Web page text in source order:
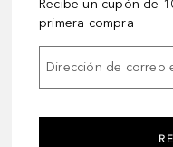
Recibe un cupón de
primera compra
Dirección de correo